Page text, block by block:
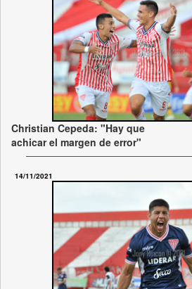
Christian Cepeda: "Hay que
achicar el margen de error"
14/11/2021